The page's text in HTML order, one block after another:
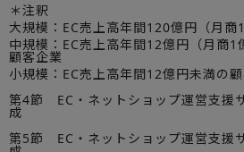
＊注釈
大規模：EC売上高年間120億円（月商
中規模：EC売上高年間12億円（月商1
顧客企業
小規模：EC売上高年間12億円未満の
第4節 EC・ネットショップ運営支援
成
第5節 EC・ネットショップ運営支援